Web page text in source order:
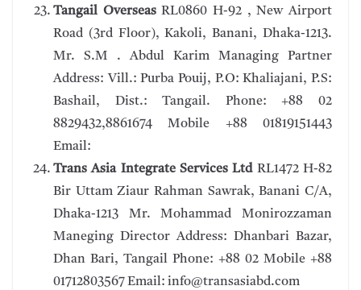
Tangail OverseasRL0860 H-92 , New Airport
Road (3rd Floor), Kakoli, Banani, Dhaka-1213.
Mr. S.M . Abdul Karim Managing Partner
Address: Vill.: Purba Pouij, P.O: Khaliajani, P.S:
Bashail, Dist.: Tangail. Phone: +88 02
8829432,8861674 Mobile +88 01819151443
Email:
Trans Asia Integrate Services LtdRL1472 H-82
Bir Uttam Ziaur Rahman Sawrak, Banani C/A,
Dhaka-1213 Mr. Mohammad Monirozzaman
Maneging Director Address: Dhanbari Bazar,
Dhan Bari, Tangail Phone: +88 02 Mobile +88
01712803567 Email: info@transasiabd.com